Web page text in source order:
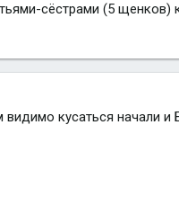
сёстрами (5 щенков)
кусаться начали